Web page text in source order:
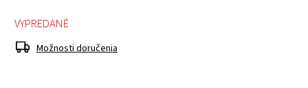
VYPREDANÉ
Možnosti doručenia